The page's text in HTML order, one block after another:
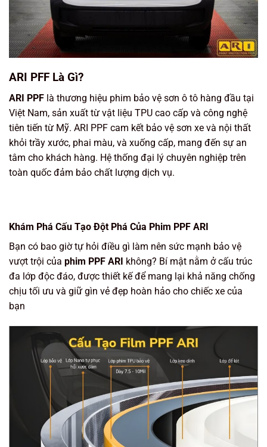
ARI PFF Là Gì?
ARI PPF là thương hiệu phim bảo vệ sơn ô tô hàng đầu tại
Việt Nam, sản xuất từ vật liệu TPU cao cấp và công nghệ
tiên tiến từ Mỹ. ARI PPF cam kết bảo vệ sơn xe và nội thất
khỏi trầy xước, phai màu, và xuống cấp, mang đến sự an
tâm cho khách hàng. Hệ thống đại lý chuyên nghiệp trên
toàn quốc đảm bảo chất lượng dịch vụ.
Khám Phá Cấu Tạo Đột Phá Của Phim PPF ARI
Bạn có bao giờ tự hỏi điều gì làm nên sức mạnh bảo vệ
vượt trội của phim PPF ARI không? Bí mật nằm ở cấu trúc
đa lớp độc đáo, được thiết kế để mang lại khả năng chống
chịu tối ưu và giữ gìn vẻ đẹp hoàn hảo cho chiếc xe của
bạn